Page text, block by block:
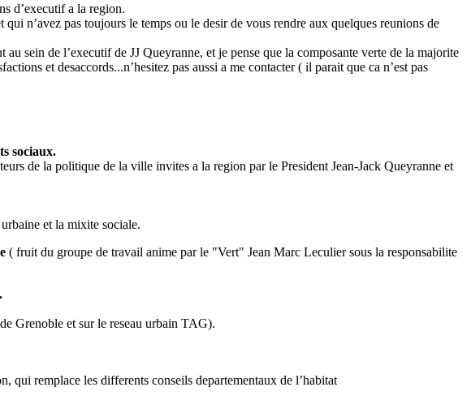
d’executif a la region.
n’avez pas toujours le temps ou le desir de vous rendre aux quelques reunions de
sein de l’executif de JJ Queyranne, et je pense que la composante verte de la majorite
et desaccords...n’hesitez pas aussi a me contacter ( il parait que ca n’est pas
sociaux.
de la politique de la ville invites a la region par le President Jean-Jack Queyranne et
et la mixite sociale.
( fruit du groupe de travail anime par le "Vert" Jean Marc Leculier sous la responsabilite
Grenoble et sur le reseau urbain TAG).
qui remplace les differents conseils departementaux de l’habitat